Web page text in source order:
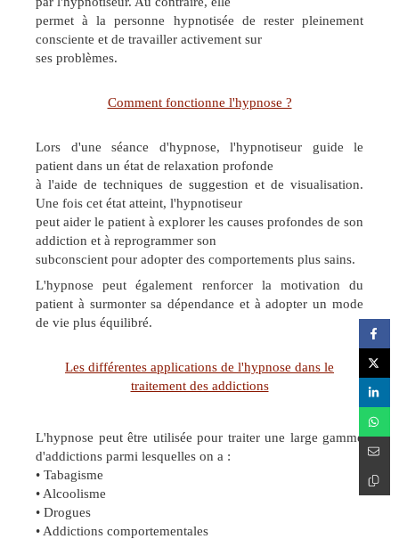
permet à la personne hypnotisée de rester pleinement
consciente et de travailler activement sur
ses problèmes.
Comment fonctionne l'hypnose ?
Lors d'une séance d'hypnose, l'hypnotiseur guide le
patient dans un état de relaxation profonde
à l'aide de techniques de suggestion et de visualisation.
Une fois cet état atteint, l'hypnotiseur
peut aider le patient à explorer les causes profondes de son
addiction et à reprogrammer son
subconscient pour adopter des comportements plus sains.
L'hypnose peut également renforcer la motivation du
patient à surmonter sa dépendance et à adopter un mode
de vie plus équilibré.
Les différentes applications de l'hypnose dans le
traitement des addictions
L'hypnose peut être utilisée pour traiter une large gamme
d'addictions parmi lesquelles on a :
• Tabagisme
• Alcoolisme
• Drogues
• Addictions comportementales